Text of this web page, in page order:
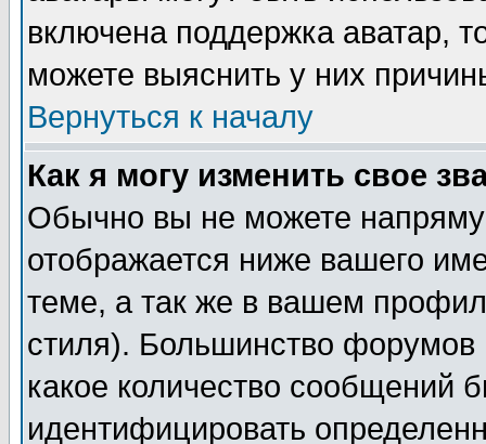
включена поддержка аватар,
можете выяснить у них
Вернуться к началу
Как я могу изменить свое
Обычно вы не можете
отображается ниже вашего
теме, а так же в вашем
стиля). Большинство форумов
какое количество сообщений
идентифицировать